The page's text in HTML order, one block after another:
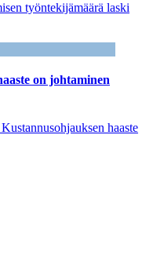
työntekijämäärä laski
on johtaminen
haaste